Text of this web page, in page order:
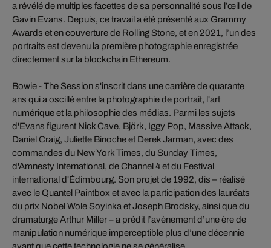
a révélé de multiples facettes de sa personnalité sous l’œil de
Gavin Evans. Depuis, ce travail a été présenté aux Grammy
Awards et en couverture de Rolling Stone, et en 2021, l’un des
portraits est devenu la première photographie enregistrée
directement sur la blockchain Ethereum.
Bowie - The Session s'inscrit dans une carrière de quarante
ans qui a oscillé entre la photographie de portrait, l'art
numérique et la philosophie des médias. Parmi les sujets
d'Evans figurent Nick Cave, Björk, Iggy Pop, Massive Attack,
Daniel Craig, Juliette Binoche et Derek Jarman, avec des
commandes du New York Times, du Sunday Times,
d'Amnesty International, de Channel 4 et du Festival
international d'Édimbourg. Son projet de 1992, dis – réalisé
avec le Quantel Paintbox et avec la participation des lauréats
du prix Nobel Wole Soyinka et Joseph Brodsky, ainsi que du
dramaturge Arthur Miller – a prédit l’avènement d’une ère de
manipulation numérique imperceptible plus d’une décennie
avant que cette technologie ne se généralise.